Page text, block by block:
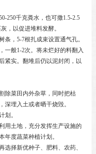
250千克粪水，也可撒1.5-2.5
，以促进堆料发酵。
，5-7根扎成束设置通气孔。
一般1-2次。将未烂好的料翻入
紧实。翻堆后仍以泥封闭，以
除菜田内外杂草，同时把枯
深埋入土或者晒干烧毁。
划。
用土地，充分发挥生产设施的
年度蔬菜种植计划。
选择新优种子、肥料、农药、